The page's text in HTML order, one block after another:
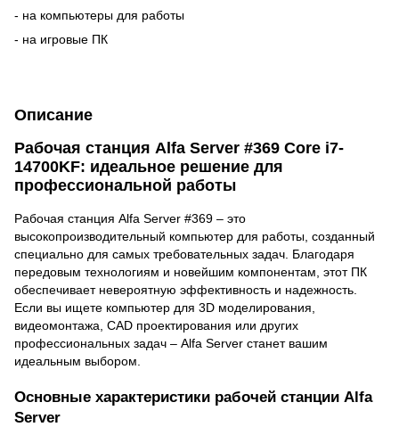
- на компьютеры для работы
- на игровые ПК
Описание
Рабочая станция Alfa Server #369 Core i7-
14700KF: идеальное решение для
профессиональной работы
Рабочая станция Alfa Server #369 – это
высокопроизводительный компьютер для работы, созданный
специально для самых требовательных задач. Благодаря
передовым технологиям и новейшим компонентам, этот ПК
обеспечивает невероятную эффективность и надежность.
Если вы ищете компьютер для 3D моделирования,
видеомонтажа, CAD проектирования или других
профессиональных задач – Alfa Server станет вашим
идеальным выбором.
Основные характеристики рабочей станции Alfa
Server